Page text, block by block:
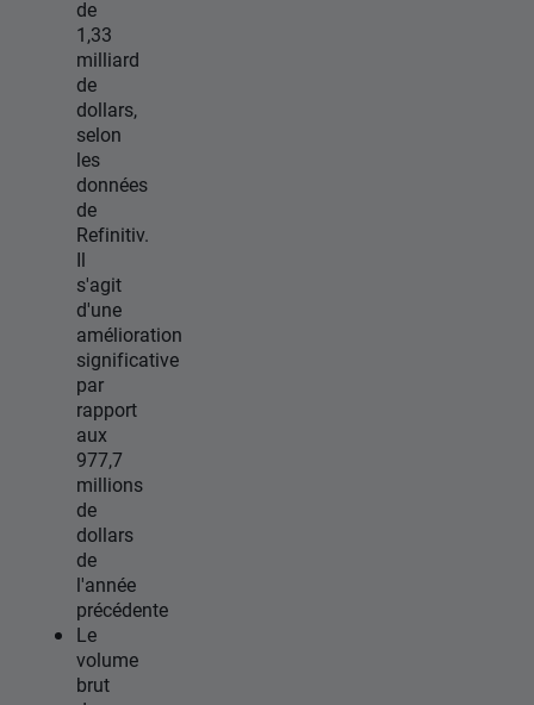
de
1,33
milliard
de
dollars,
selon
les
données
de
Refinitiv.
Il
s'agit
d'une
amélioration
significative
par
rapport
aux
977,7
millions
de
dollars
de
l'année
précédente
Le
volume
brut